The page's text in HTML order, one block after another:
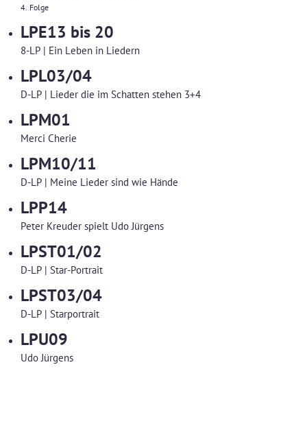
4. Folge
LPE13 bis 20
8-LP | Ein Leben in Liedern
LPL03/04
D-LP | Lieder die im Schatten stehen 3+4
LPM01
Merci Cherie
LPM10/11
D-LP | Meine Lieder sind wie Hände
LPP14
Peter Kreuder spielt Udo Jürgens
LPST01/02
D-LP | Star-Portrait
LPST03/04
D-LP | Starportrait
LPU09
Udo Jürgens